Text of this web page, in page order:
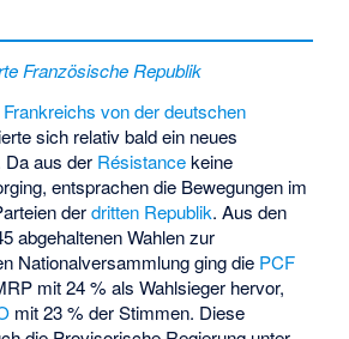
Französische Republik
von der deutschen
sich relativ bald ein neues
aus der Résistancekeine
entsprachen die Bewegungen im
derdritten Republik. Aus den
abgehaltenen Wahlen zur
Nationalversammlung ging die PCF
mit 24 % als Wahlsieger hervor,
mit 23 % der Stimmen. Diese